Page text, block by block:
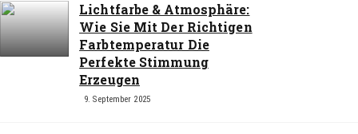
Lichtfarbe & Atmosphäre:
Wie Sie Mit Der Richtigen
Farbtemperatur Die
Perfekte Stimmung
Erzeugen
9. September 2025